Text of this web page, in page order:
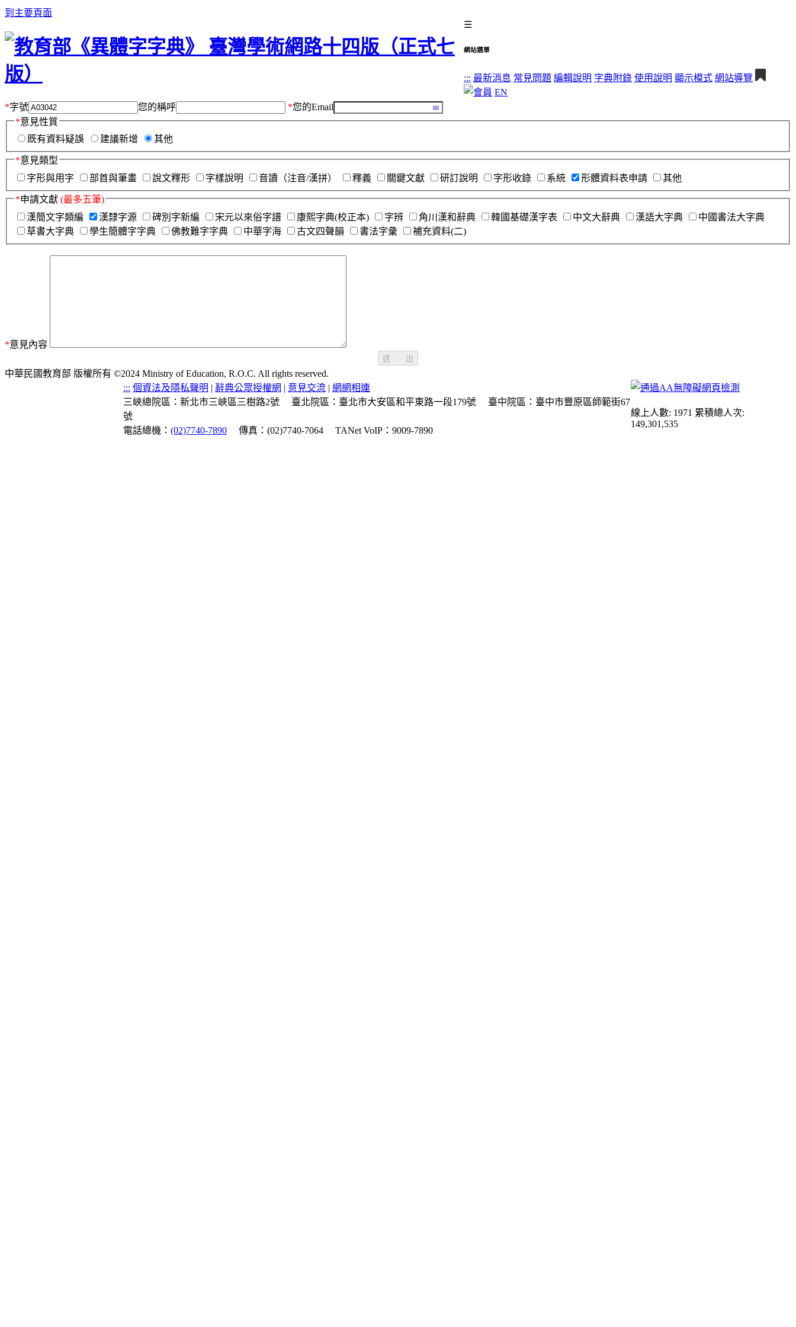
到主要頁面
☰
網站選單
::: 最新消息 常見問題 編輯說明 字典附錄 使用說明 顯示模式 網站導覽
EN
*字號 您的稱呼 *您的Email
*意見性質
既有資料疑誤
建議新增 其他
*意見類型
字形與用字
部首與筆畫 說文釋形 字樣說明 音讀（注音/漢拼） 釋義 關鍵文獻 研訂說明 字形收錄 系統 形體資料表申請 其他
*申請文獻 (最多五筆)
漢簡文字類編
漢隸字源 碑別字新編 宋元以來俗字譜 康熙字典(校正本) 字辨 角川漢和辭典 韓國基礎漢字表 中文大辭典 漢語大字典
中國書法大字典
草書大字典
學生簡體字字典 佛教難字字典 中華字海 古文四聲韻 書法字彙 補充資料(二)
*意見內容
送 出
中華民國教育部 版權所有 ©2024 Ministry of Education, R.O.C. All rights reserved.
::: 個資法及隱私聲明 | 辭典公眾授權網 | 意見交流 | 網網相連
三峽總院區：新北市三峽區三樹路2號
臺北院區：臺北市大安區和平東路一段179號
臺中院區：臺中市豐原區師範街67
號
電話總機： (02)7740-7890 傳真：(02)7740-7064 TANet VoIP：9009-7890
線上人數: 1971 累積總人次:
149,301,535